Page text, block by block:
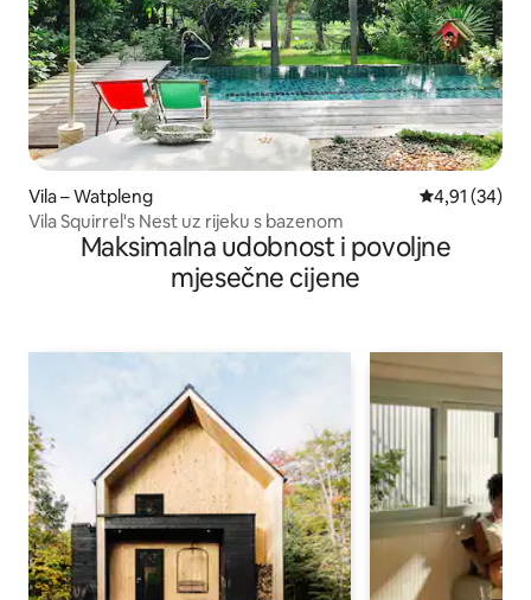
Vila – Watpleng Prosječna
4,91 (34)
Vila Squirrel's Nest uz rijeku s bazenom
Maksimalna udobnost i povoljne
mjesečne cijene